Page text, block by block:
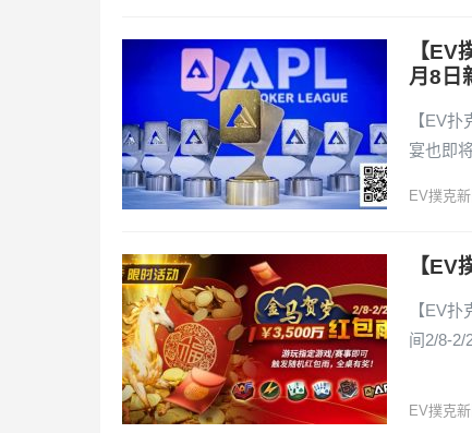
【
月8日
【EV
宴也即
EV撲克新
【
【EV
间2/8-2/
EV撲克新